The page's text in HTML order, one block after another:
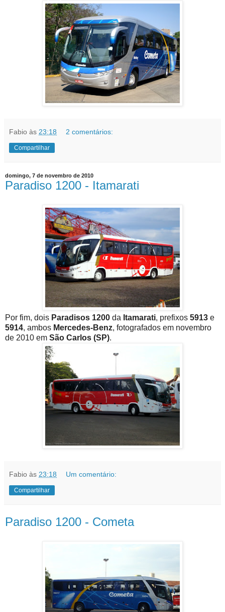
Fabio às 23:18 2 comentários:
Compartilhar
domingo, 7 de novembro de 2010
Paradiso 1200 - Itamarati
Por fim, dois Paradisos 1200 da Itamarati, prefixos 5913 e
5914, ambos Mercedes-Benz, fotografados em novembro
de 2010 em São Carlos (SP).
Fabio às 23:18 Um comentário:
Compartilhar
Paradiso 1200 - Cometa